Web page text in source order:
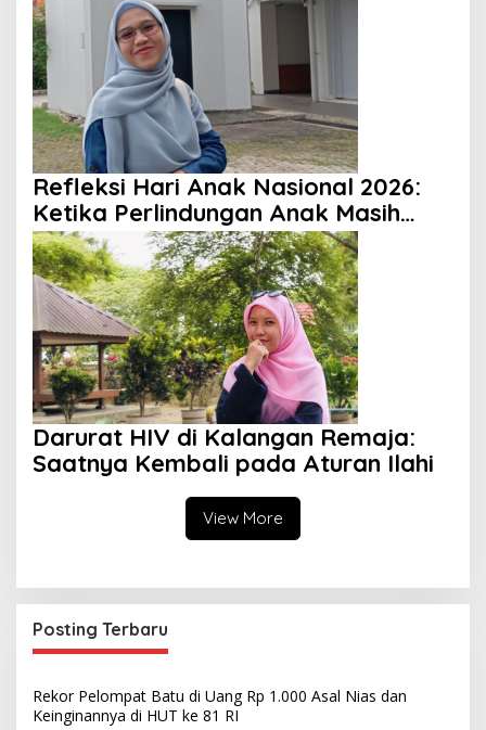
Refleksi Hari Anak Nasional 2026:
Ketika Perlindungan Anak Masih
Menjadi Ilusi
Darurat HIV di Kalangan Remaja:
Saatnya Kembali pada Aturan Ilahi
View More
Posting Terbaru
Rekor Pelompat Batu di Uang Rp 1.000 Asal Nias dan
Keinginannya di HUT ke 81 RI